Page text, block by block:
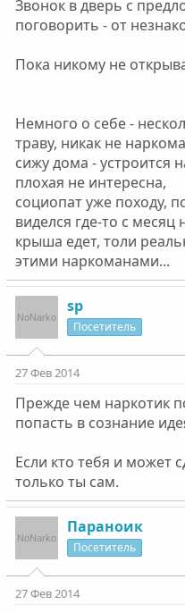
Звонок в дверь с
поговорить - от
Пока никому не
Немного о себе -
траву, никак не
сижу дома - устроится
плохая не интересна,
социопат уже походу,
виделся где-то с месяц
крыша едет, толи
этими наркоманами...
sp
Посетитель
27 Фев 2014
Прежде чем наркотик
попасть в сознание
Если кто тебя и может
только ты сам.
Параноик
Посетитель
27 Фев 2014